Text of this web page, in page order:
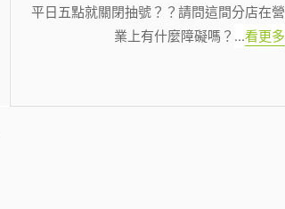
平日五點就關閉抽號？？請問這間分店在營
業上有什麼障礙嗎？ ...看更多